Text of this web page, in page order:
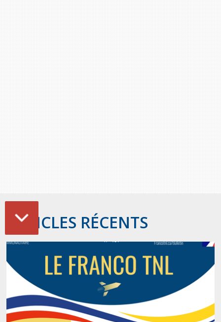
ARTICLES RÉCENTS